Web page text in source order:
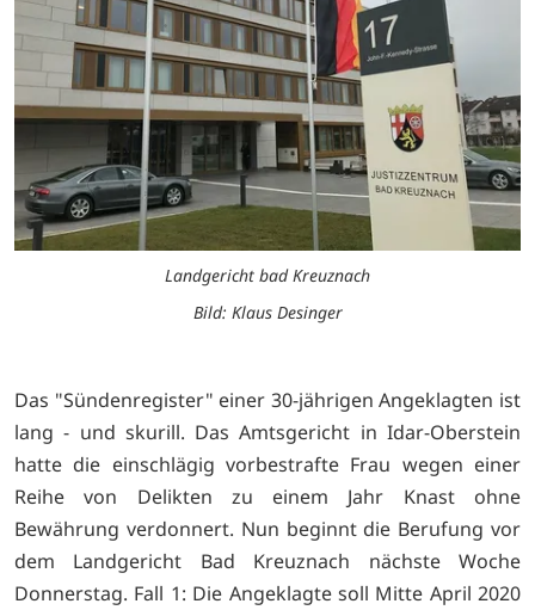
Landgericht bad Kreuznach
Bild: Klaus Desinger
Das "Sündenregister" einer 30-jährigen Angeklagten ist
lang - und skurill. Das Amtsgericht in Idar-Oberstein
hatte die einschlägig vorbestrafte Frau wegen einer
Reihe von Delikten zu einem Jahr Knast ohne
Bewährung verdonnert. Nun beginnt die Berufung vor
dem Landgericht Bad Kreuznach nächste Woche
Donnerstag. Fall 1: Die Angeklagte soll Mitte April 2020